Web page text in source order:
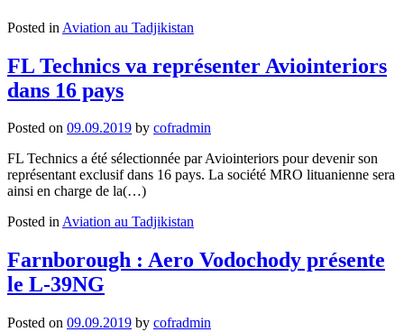
Posted in Aviation au Tadjikistan
FL Technics va représenter Aviointeriors
dans 16 pays
Posted on 09.09.2019 by cofradmin
FL Technics a été sélectionnée par Aviointeriors pour devenir son
représentant exclusif dans 16 pays. La société MRO lituanienne sera
ainsi en charge de la(…)
Posted inAviation au Tadjikistan
Farnborough : Aero Vodochody présente
le L-39NG
Posted on 09.09.2019 by cofradmin